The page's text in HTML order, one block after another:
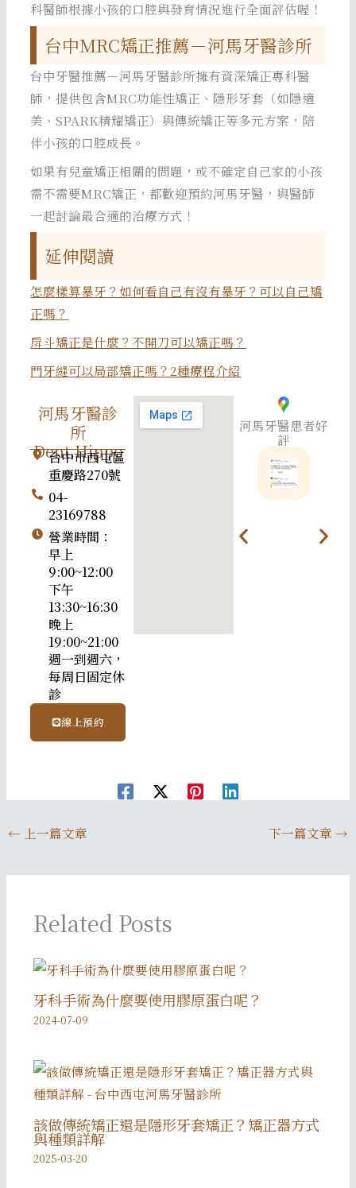
科醫師根據小孩的口腔與發育情況進行全面評估喔！
台中MRC矯正推薦－河馬牙醫診所
台中牙醫推薦－河馬牙醫診所擁有資深矯正專科醫
師，提供包含MRC功能性矯正、隱形牙套（如隱適
美、SPARK精耀矯正）與傳統矯正等多元方案，陪
伴小孩的口腔成長。
如果有兒童矯正相關的問題，或不確定自己家的小孩
需不需要MRC矯正，都歡迎預約河馬牙醫，與醫師
一起討論最合適的治療方式！
延伸閱讀
怎麼樣算暴牙？如何看自己有沒有暴牙？可以自己矯
正嗎？
戽斗矯正是什麼？不開刀可以矯正嗎？
門牙縫可以局部矯正嗎？2種療程介紹
河馬牙醫診
所
Dent.Hippo
台中市西屯區
重慶路270號
04-
23169788
營業時間：
早上
9:00~12:00
下午
13:30~16:30
晚上
19:00~21:00
週一到週六，
每周日固定休
診
線上預約
河馬牙醫患者好
評
← 上一篇文章 下一篇文章 →
Related Posts
牙科手術為什麼要使用膠原蛋白呢？
2024-07-09
該做傳統矯正還是隱形牙套矯正？矯正器方式
與種類詳解
2025-03-20